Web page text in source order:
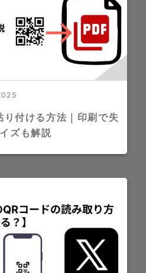
り付ける方法｜印刷で失
ズも解説